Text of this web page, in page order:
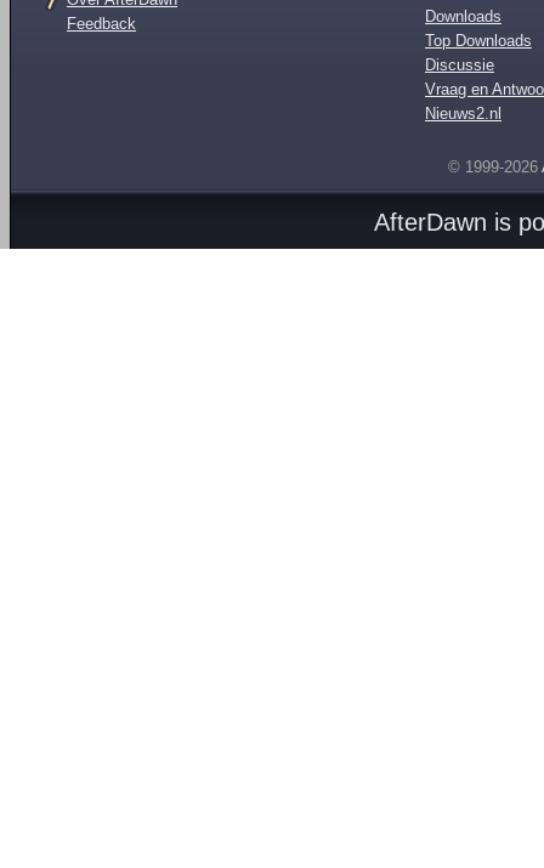
Feedback
Downloads
Top Downloads
Discussie
Vraag en
Nieuws2.nl
© 1999-2026
AfterDawn is